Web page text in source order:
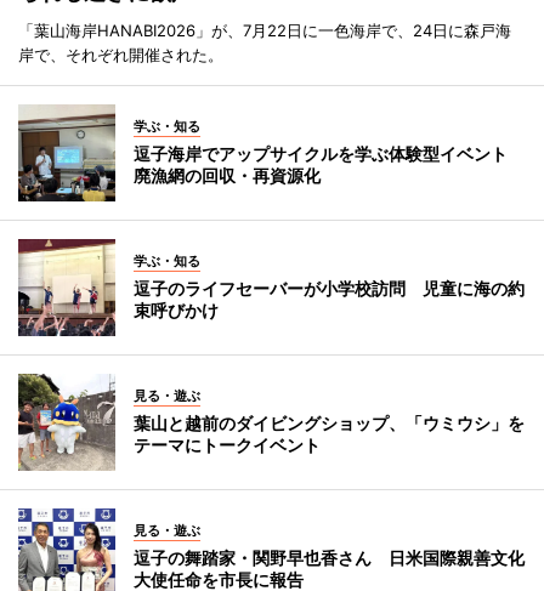
「葉山海岸HANABI2026」が、7月22日に一色海岸で、24日に森戸海
岸で、それぞれ開催された。
学ぶ・知る
逗子海岸でアップサイクルを学ぶ体験型イベント
廃漁網の回収・再資源化
学ぶ・知る
逗子のライフセーバーが小学校訪問 児童に海の約
束呼びかけ
見る・遊ぶ
葉山と越前のダイビングショップ、「ウミウシ」を
テーマにトークイベント
見る・遊ぶ
逗子の舞踏家・関野早也香さん 日米国際親善文化
大使任命を市長に報告